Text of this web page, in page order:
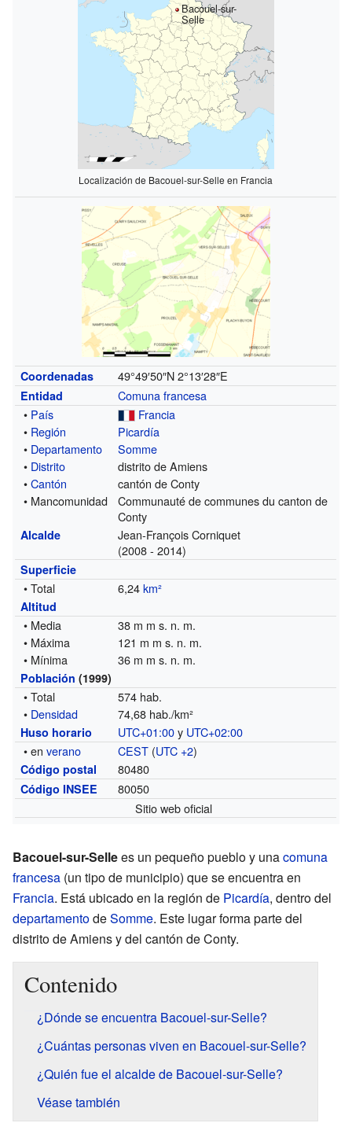
Bacouel-sur-
Selle
Localización de Bacouel-sur-Selle en Francia
Coordenadas 49°49′50″N 2°13′28″E
Entidad
Comuna francesa
• País
Francia
• Región
Picardía
• Departamento
Somme
• Distrito
distrito de Amiens
•Cantón
cantón de Conty
• Mancomunidad
Communauté de communes du canton de
Conty
Alcalde
Jean-François Corniquet
(2008 - 2014)
Superficie
• Total 6,24km²
Altitud
• Media
38 m m s. n. m.
• Máxima
121 m m s. n. m.
• Mínima
36 m m s. n. m.
Población (1999)
• Total
574 hab.
• Densidad 74,68 hab./km²
Huso horario UTC+01:00y UTC+02:00
• enverano CEST (UTC +2)
Código postal 80480
Código INSEE
80050
Sitio web oficial
Bacouel-sur-Sellees un pequeño pueblo y unacomuna
francesa (un tipo de municipio) que se encuentra en
Francia. Está ubicado en la región de Picardía, dentro del
departamentodeSomme. Este lugar forma parte del
distrito de Amiens y del cantón de Conty.
Contenido
¿Dónde se encuentra Bacouel-sur-Selle?
¿Cuántas personas viven en Bacouel-sur-Selle?
¿Quién fue el alcalde de Bacouel-sur-Selle?
Véase también